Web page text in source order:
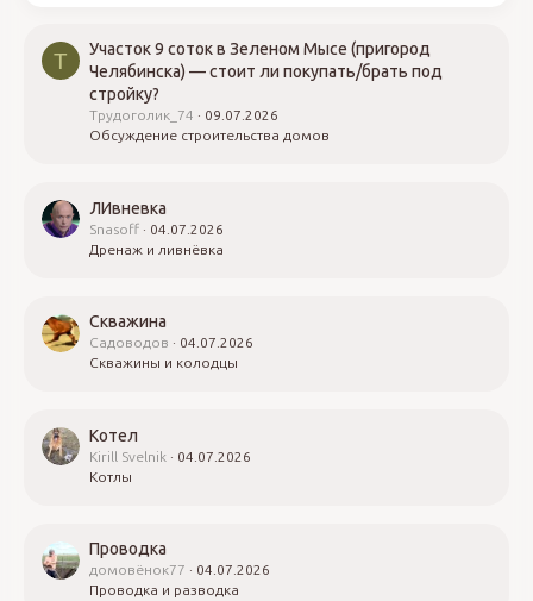
Т
Участок 9 соток в Зеленом Мысе (пригород
Челябинска) — стоит ли покупать/брать под
стройку?
Трудоголик_74
09.07.2026
Обсуждение строительства домов
ЛИвневка
Snasoff
04.07.2026
Дренаж и ливнёвка
Скважина
Садоводов
04.07.2026
Скважины и колодцы
Котел
Kirill Svelnik
04.07.2026
Котлы
Проводка
домовёнок77
04.07.2026
Проводка и разводка